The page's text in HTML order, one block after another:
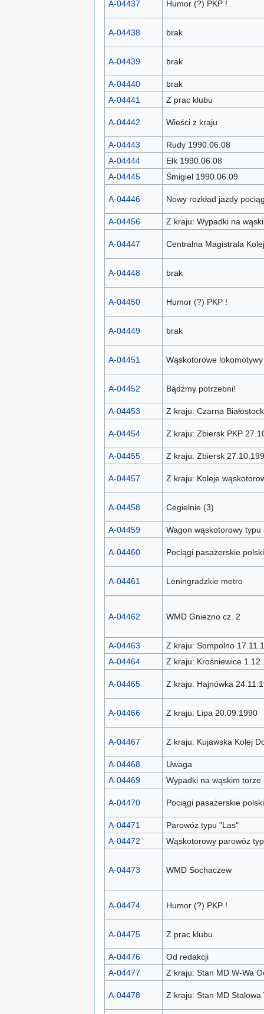
A-04437 Humor (?) PKP !
A-04438 brak
A-04439 brak
A-04440
brak
A-04441
Z prac klubu
A-04442 Wieści z kraju
A-04443
Rudy 1990.06.08
A-04444
Ełk 1990.06.08
A-04445
Śmigiel 1990.06.09
A-04446 Nowy rozkład jazdy
A-04456 Z kraju: Wypadki na
A-04447 Centralna Magistrala
A-04448 brak
A-04450 Humor (?) PKP !
A-04449 brak
A-04451 Wąskotorowe
A-04452 Bądźmy potrzebni!
A-04453 Z kraju: Czarna
A-04454 Z kraju: Zbiersk PKP
A-04455 Z kraju: Zbiersk
A-04457 Z kraju: Koleje
A-04458 Cegielnie (3)
A-04459 Wagon wąskotorowy typu
A-04460 Pociągi pasażerskie
A-04461 Leningradzkie metro
A-04462 WMD Gniezno cz. 2
A-04463
Z kraju: Sompolno
A-04464
Z kraju: Krośniewice
A-04465 Z kraju: Hajnówka
A-04466 Z kraju: Lipa 20.09.1990
A-04467 Z kraju: Kujawska Kolej
A-04468
Uwaga
A-04469
Wypadki na wąskim torze
A-04470 Pociągi pasażerskie
A-04471
Parowóz typu "Las"
A-04472
Wąskotorowy parowóz
A-04473 WMD Sochaczew
A-04474 Humor (?) PKP !
A-04475 Z prac klubu
A-04476
Od redakcji
A-04477
Z kraju: Stan MD W-Wa
A-04478 Z kraju: Stan MD